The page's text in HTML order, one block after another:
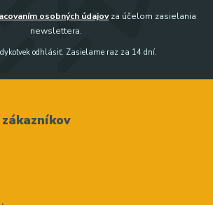
osobných údajovza účelom zasielania
newslettera.
odhlásiť. Zasielame raz za 14 dní.